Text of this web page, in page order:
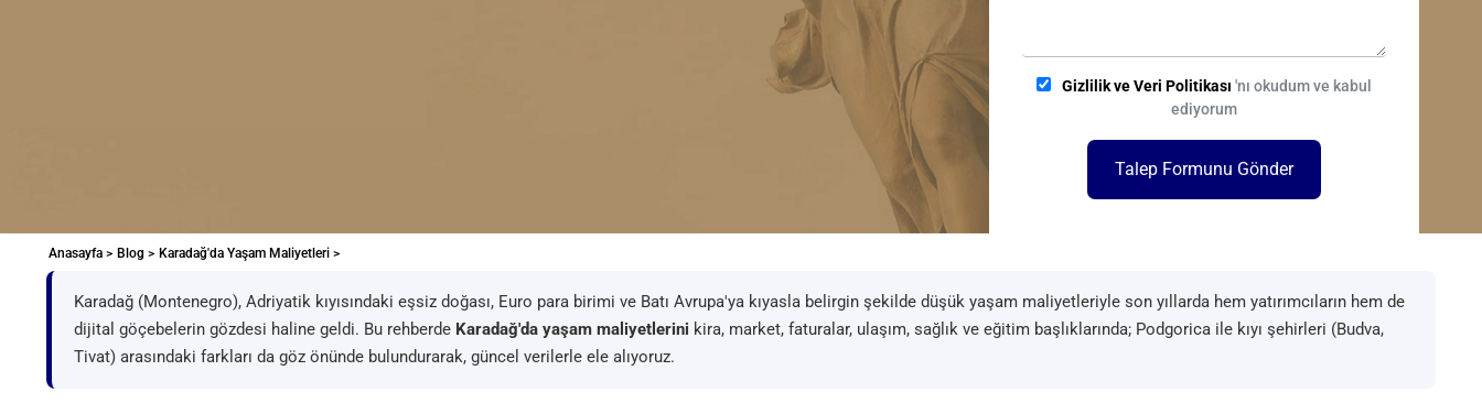
Gizlilik ve Veri Politikası 'nı okudum ve kabul
ediyorum
Talep Formunu Gönder
Anasayfa > Blog > Karadağ'da Yaşam Maliyetleri >
Karadağ (Montenegro), Adriyatik kıyısındaki eşsiz doğası, Euro para birimi ve Batı Avrupa'ya kıyasla belirgin şekilde düşük yaşam maliyetleriyle son yıllarda hem yatırımcıların hem de
dijital göçebelerin gözdesi haline geldi. Bu rehberde Karadağ'da yaşam maliyetlerini kira, market, faturalar, ulaşım, sağlık ve eğitim başlıklarında; Podgorica ile kıyı şehirleri (Budva,
Tivat) arasındaki farkları da göz önünde bulundurarak, güncel verilerle ele alıyoruz.